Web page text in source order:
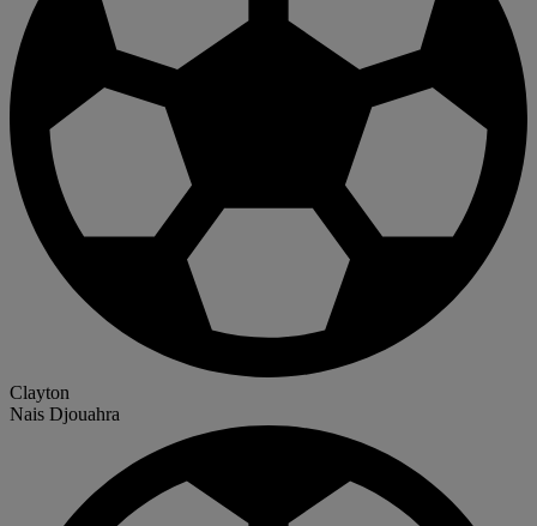
Clayton
Nais Djouahra